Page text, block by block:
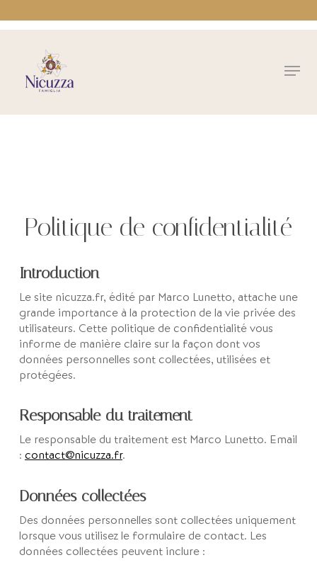
to
Menu
Politique de confidentialité
Introduction
Le site nicuzza.fr, édité par Marco Lunetto, attache une
grande importance à la protection de la vie privée des
utilisateurs. Cette politique de confidentialité vous
informe de manière claire sur la façon dont vos
données personnelles sont collectées, utilisées et
protégées.
Responsable du traitement
Le responsable du traitement est Marco Lunetto. Email
: contact@nicuzza.fr.
Données collectées
Des données personnelles sont collectées uniquement
lorsque vous utilisez le formulaire de contact. Les
données collectées peuvent inclure :